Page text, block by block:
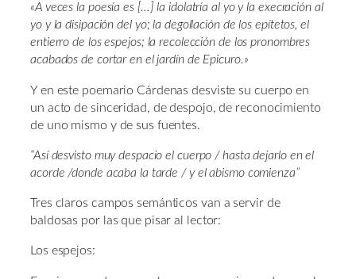
«A veces la poesía es […] la idolatría al yo y la execración al
yo y la disipación del yo; la degollación de los epítetos, el
entierro de los espejos; la recolección de los pronombres
acabados de cortar en el jardín de Epicuro.»
Y en este poemario Cárdenas desviste su cuerpo en
un acto de sinceridad, de despojo, de reconocimiento
de uno mismo y de sus fuentes.
“Así desvisto muy despacio el cuerpo / hasta dejarlo en el
acorde /donde acaba la tarde / y el abismo comienza”
Tres claros campos semánticos van a servir de
baldosas por las que pisar al lector:
Los espejos: